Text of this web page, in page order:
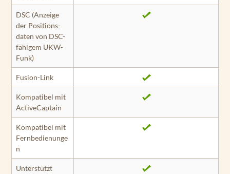
DSC (Anzeige
der Positions­
daten von DSC-
fähigem UKW-
Funk)
Fusion-Link
Kompatibel mit
ActiveCaptain
Kompatibel mit
Fernbedienunge
n
Unterstützt